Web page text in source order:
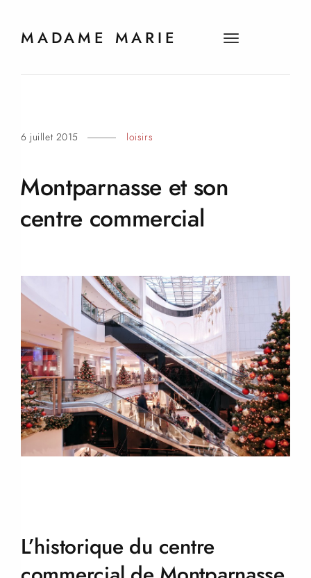
MADAME MARIE
o
6 juillet 2015 loisirs
Montparnasse et son
centre commercial
L’historique du centre